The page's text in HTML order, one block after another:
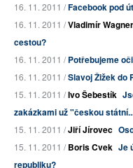
16. 11. 2011 /Facebook pod
16. 11. 2011 /Vladimír Wagner
cestou?
16. 11. 2011 /Potřebujeme
16. 11. 2011 /Slavoj Žižek do
15. 11. 2011 /Ivo Šebestík
zakázkami už "českou
15. 11. 2011 /Jiří Jírovec
15. 11. 2011 /Boris Cvek Je
republiku?